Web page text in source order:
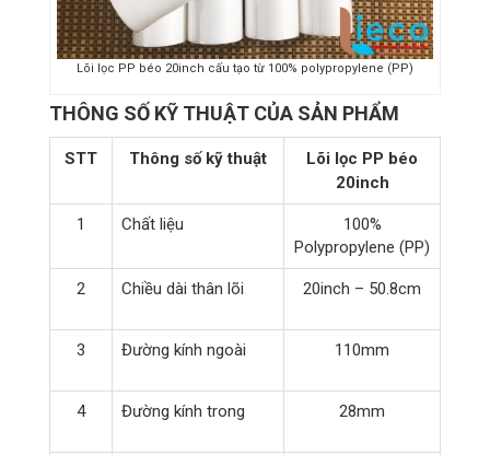
Lõi lọc PP béo 20inch cấu tạo từ 100% polypropylene (PP)
THÔNG SỐ KỸ THUẬT CỦA SẢN PHẨM
STT Thông số kỹ thuật
Lõi lọc PP béo
20inch
1 Chất liệu
100%
Polypropylene (PP)
2 Chiều dài thân lõi 20inch – 50.8cm
3 Đường kính ngoài 110mm
4 Đường kính trong 28mm